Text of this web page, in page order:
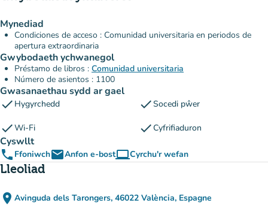
Mynediad
Condiciones de acceso : Comunidad universitaria en periodos de
apertura extraordinaria
Gwybodaeth ychwanegol
Préstamo de libros : Comunidad universitaria
Número de asientos : 1100
Gwasanaethau sydd ar gael
check Hygyrchedd checkSocedi pŵer
checkWi-Fi checkCyfrifiaduron
Cyswllt
phone FfoniwchemailAnfon e-bostcomputerCyrchu'r wefan
(tab newydd)
Lleoliad
place Avinguda dels Tarongers, 46022 València, Espagne
(agor yn Google Maps)
(tab newydd)